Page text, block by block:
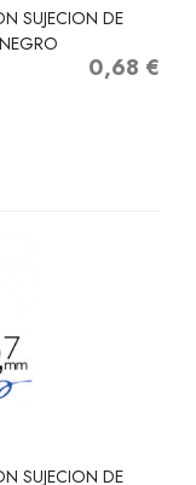
SUJECION DE
Precio
0,68 €
SUJECION DE